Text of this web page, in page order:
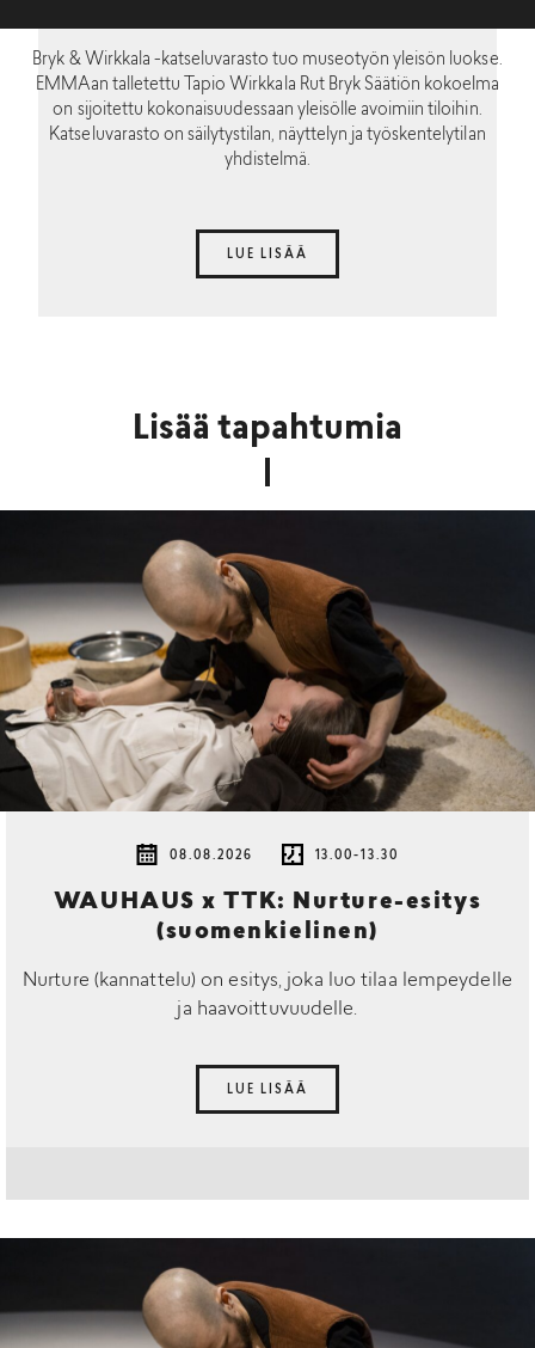
Bryk & Wirkkala -katseluvarasto tuo museotyön yleisön luokse.
EMMAan talletettu Tapio Wirkkala Rut Bryk Säätiön kokoelma
on sijoitettu kokonaisuudessaan yleisölle avoimiin tiloihin.
Katseluvarasto on säilytystilan, näyttelyn ja työskentelytilan
yhdistelmä.
LUE LISÄÄ
Lisää tapahtumia
08.08.2026 13.00-13.30
WAUHAUS x TTK: Nurture-esitys
(suomenkielinen)
Nurture (kannattelu) on esitys, joka luo tilaa lempeydelle
ja haavoittuvuudelle.
LUE LISÄÄ